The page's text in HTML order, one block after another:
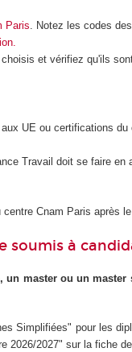
Paris . Notez les codes
et vérifiez qu'ils
UE ou certifications
Travail doit se faire
Cnam Paris après
soumis à
master ou un master
Simplifiées" pour les
2026/2027" sur la fiche